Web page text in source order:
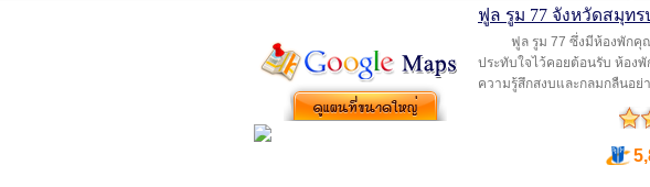
ฟูล รูม 77 จังหวัดสมุทร
ฟูล รูม 77 ซึ่งมีห้องพักคุ
ประทับใจไว้คอยต้อนรับ ห้องพั
ความรู้สึกสงบและกลมกลืนอย่